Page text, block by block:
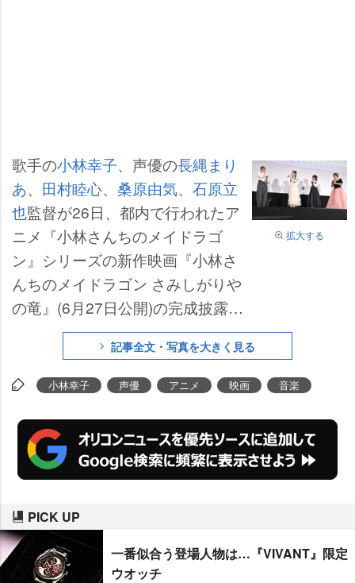
拡大する
歌手の小林幸子、声優の長縄まり
あ、 田村睦心、 桑原由気、 石原立
也監督が26日、都内で行われたア
ニメ『小林さんちのメイドラゴ
ン』シリーズの新作映画『小林さ
んちのメイドラゴン さみしがり
の竜』(6月27日公開)の完成披露舞
台あいさつに参加した。
記事全文・写真を大きく見る
小林幸子 声優 アニメ 映画 音楽
PICK UP
一番似合う登場人物は…『VIVANT』限定
ウオッチ